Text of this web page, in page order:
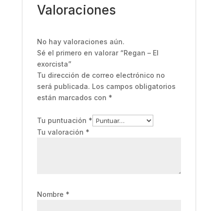
Valoraciones
No hay valoraciones aún.
Sé el primero en valorar “Regan – El
exorcista”
Tu dirección de correo electrónico no
será publicada. Los campos obligatorios
están marcados con *
Tu puntuación *
Tu valoración *
Nombre *